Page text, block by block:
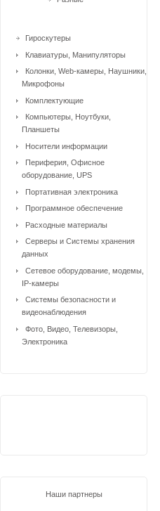
Гироскутеры
Клавиатуры, Манипуляторы
Колонки, Web-камеры, Наушники,
Микрофоны
Комплектующие
Компьютеры, Ноутбуки,
Планшеты
Носители информации
Периферия, Офисное
оборудование, UPS
Портативная электроника
Программное обеспечение
Расходные материалы
Серверы и Системы хранения
данных
Сетевое оборудование, модемы,
IP-камеры
Системы безопасности и
видеонаблюдения
Фото, Видео, Телевизоры,
Электроника
Наши партнеры